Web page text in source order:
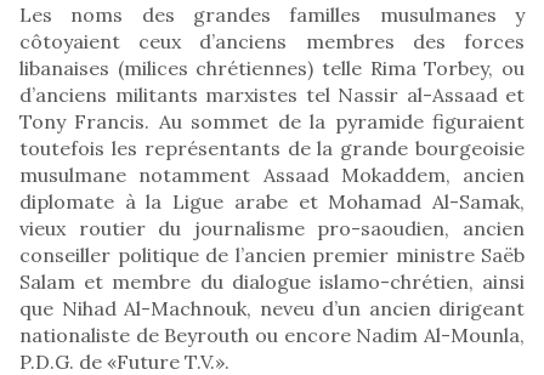
Les noms des grandes familles musulmanes y
côtoyaient ceux d’anciens membres des forces
libanaises (milices chrétiennes) telle Rima Torbey, ou
d’anciens militants marxistes tel Nassir al-Assaad et
Tony Francis. Au sommet de la pyramide figuraient
toutefois les représentants de la grande bourgeoisie
musulmane notamment Assaad Mokaddem, ancien
diplomate à la Ligue arabe et Mohamad Al-Samak,
vieux routier du journalisme pro-saoudien, ancien
conseiller politique de l’ancien premier ministre Saëb
Salam et membre du dialogue islamo-chrétien, ainsi
que Nihad Al-Machnouk, neveu d’un ancien dirigeant
nationaliste de Beyrouth ou encore Nadim Al-Mounla,
P.D.G. de «Future T.V.».